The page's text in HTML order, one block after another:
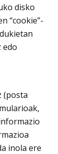
disko
“cookie”-
edo
(posta
inola ere